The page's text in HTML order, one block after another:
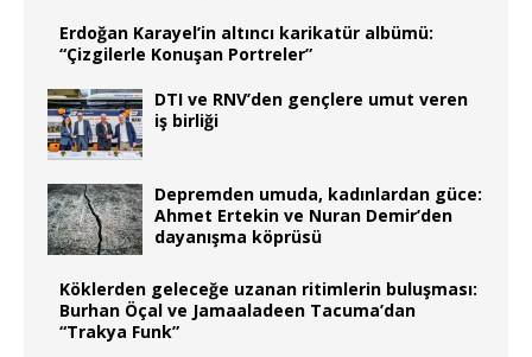
Erdoğan Karayel’in altıncı karikatür albümü:
“Çizgilerle Konuşan Portreler”
DTI ve RNV’den gençlere umut veren
iş birliği
Depremden umuda, kadınlardan güce:
Ahmet Ertekin ve Nuran Demir’den
dayanışma köprüsü
Köklerden geleceğe uzanan ritimlerin buluşması:
Burhan Öçal ve Jamaaladeen Tacuma’dan
“Trakya Funk”